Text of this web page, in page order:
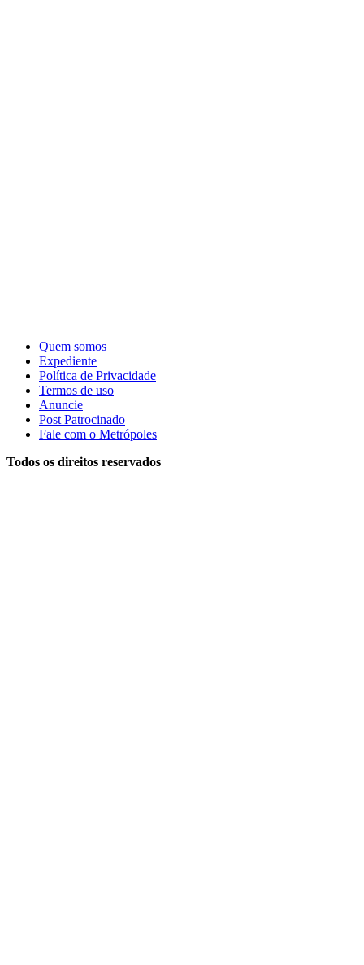
Quem somos
Expediente
Política de Privacidade
Termos de uso
Anuncie
Post Patrocinado
Fale com o Metrópoles
Todos os direitos reservados